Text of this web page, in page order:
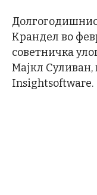
Крандел во
советничка
Мајкл
Insightsoftware.